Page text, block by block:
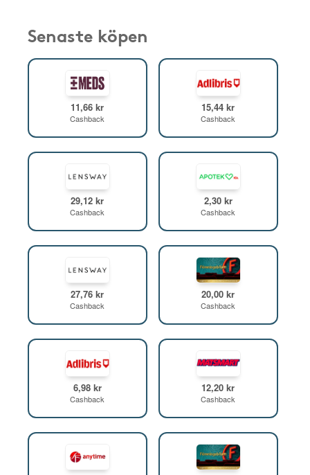
Senaste köpen
11,66 kr
Cashback
15,44 kr
Cashback
29,12 kr
Cashback
2,30 kr
Cashback
27,76 kr
Cashback
20,00 kr
Cashback
6,98 kr
Cashback
12,20 kr
Cashback